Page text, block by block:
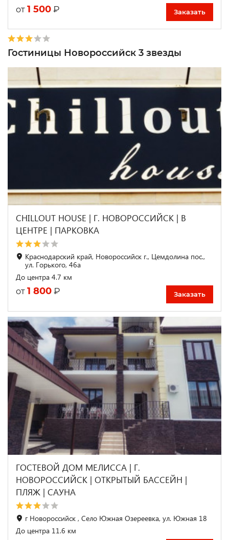
от 1 500 ₽ Заказать
Гостиницы Новороссийск 3 звезды
CHILLOUT HOUSE | Г. НОВОРОССИЙСК | В
ЦЕНТРЕ | ПАРКОВКА
Краснодарский край, Новороссийск г., Цемдолина пос.,
ул. Горького, 46а
До центра 4.7 км
от 1 800 ₽ Заказать
ГОСТЕВОЙ ДОМ МЕЛИССА | Г.
НОВОРОССИЙСК | ОТКРЫТЫЙ БАССЕЙН |
ПЛЯЖ | CАУНА
г Новороссийск , Село Южная Озереевка, ул. Южная 18
До центра 11.6 км